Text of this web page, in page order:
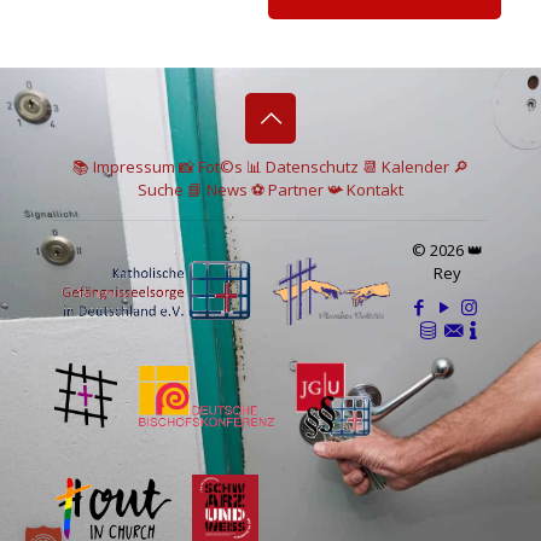
📚 Impressum📸Fot©s 📊 Datenschutz 📆 Kalender 🔎
Suche 📘 News ⚽Partner📯Kontakt
© 2026 👑
Rey